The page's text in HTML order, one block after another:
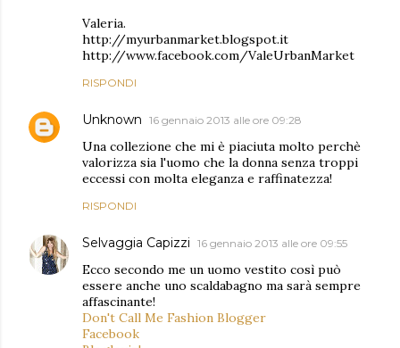
Valeria.
http://myurbanmarket.blogspot.it
http://www.facebook.com/ValeUrbanMarket
RISPONDI
Unknown 16 gennaio 2013 alle ore 09:28
Una collezione che mi è piaciuta molto perchè
valorizza sia l'uomo che la donna senza troppi
eccessi con molta eleganza e raffinatezza!
RISPONDI
Selvaggia Capizzi 16 gennaio 2013 alle ore 09:55
Ecco secondo me un uomo vestito così può
essere anche uno scaldabagno ma sarà sempre
affascinante!
Don't Call Me Fashion Blogger
Facebook